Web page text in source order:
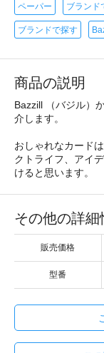
ペーパー ブランド
ブランドで探す
商品の説明
Bazzill （バジル）
介します。
おしゃれなカード
クトライフ、アイ
けると思います。
その他の詳細
販売価格
型番